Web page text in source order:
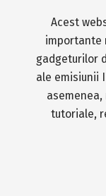
Acest
importante
gadgeturilor
ale emisiunii
tutoriale,